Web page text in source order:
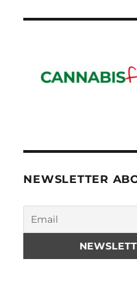
NEWSLETTER